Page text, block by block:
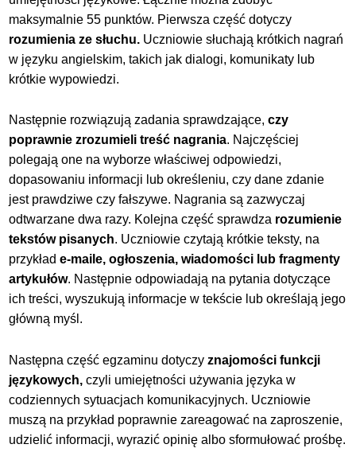
maksymalnie 55 punktów. Pierwsza część dotyczy
rozumienia ze słuchu. Uczniowie słuchają krótkich nagrań
w języku angielskim, takich jak dialogi, komunikaty lub
krótkie wypowiedzi.
Następnie rozwiązują zadania sprawdzające,czy
poprawnie zrozumieli treść nagrania. Najczęściej
polegają one na wyborze właściwej odpowiedzi,
dopasowaniu informacji lub określeniu, czy dane zdanie
jest prawdziwe czy fałszywe. Nagrania są zazwyczaj
odtwarzane dwa razy. Kolejna część sprawdza rozumienie
tekstów pisanych. Uczniowie czytają krótkie teksty, na
przykład e-maile, ogłoszenia, wiadomości lub fragmenty
artykułów. Następnie odpowiadają na pytania dotyczące
ich treści, wyszukują informacje w tekście lub określają jego
główną myśl.
Następna część egzaminu dotyczyznajomości funkcji
językowych, czyli umiejętności używania języka w
codziennych sytuacjach komunikacyjnych. Uczniowie
muszą na przykład poprawnie zareagować na zaproszenie,
udzielić informacji, wyrazić opinię albo sformułować prośbę.